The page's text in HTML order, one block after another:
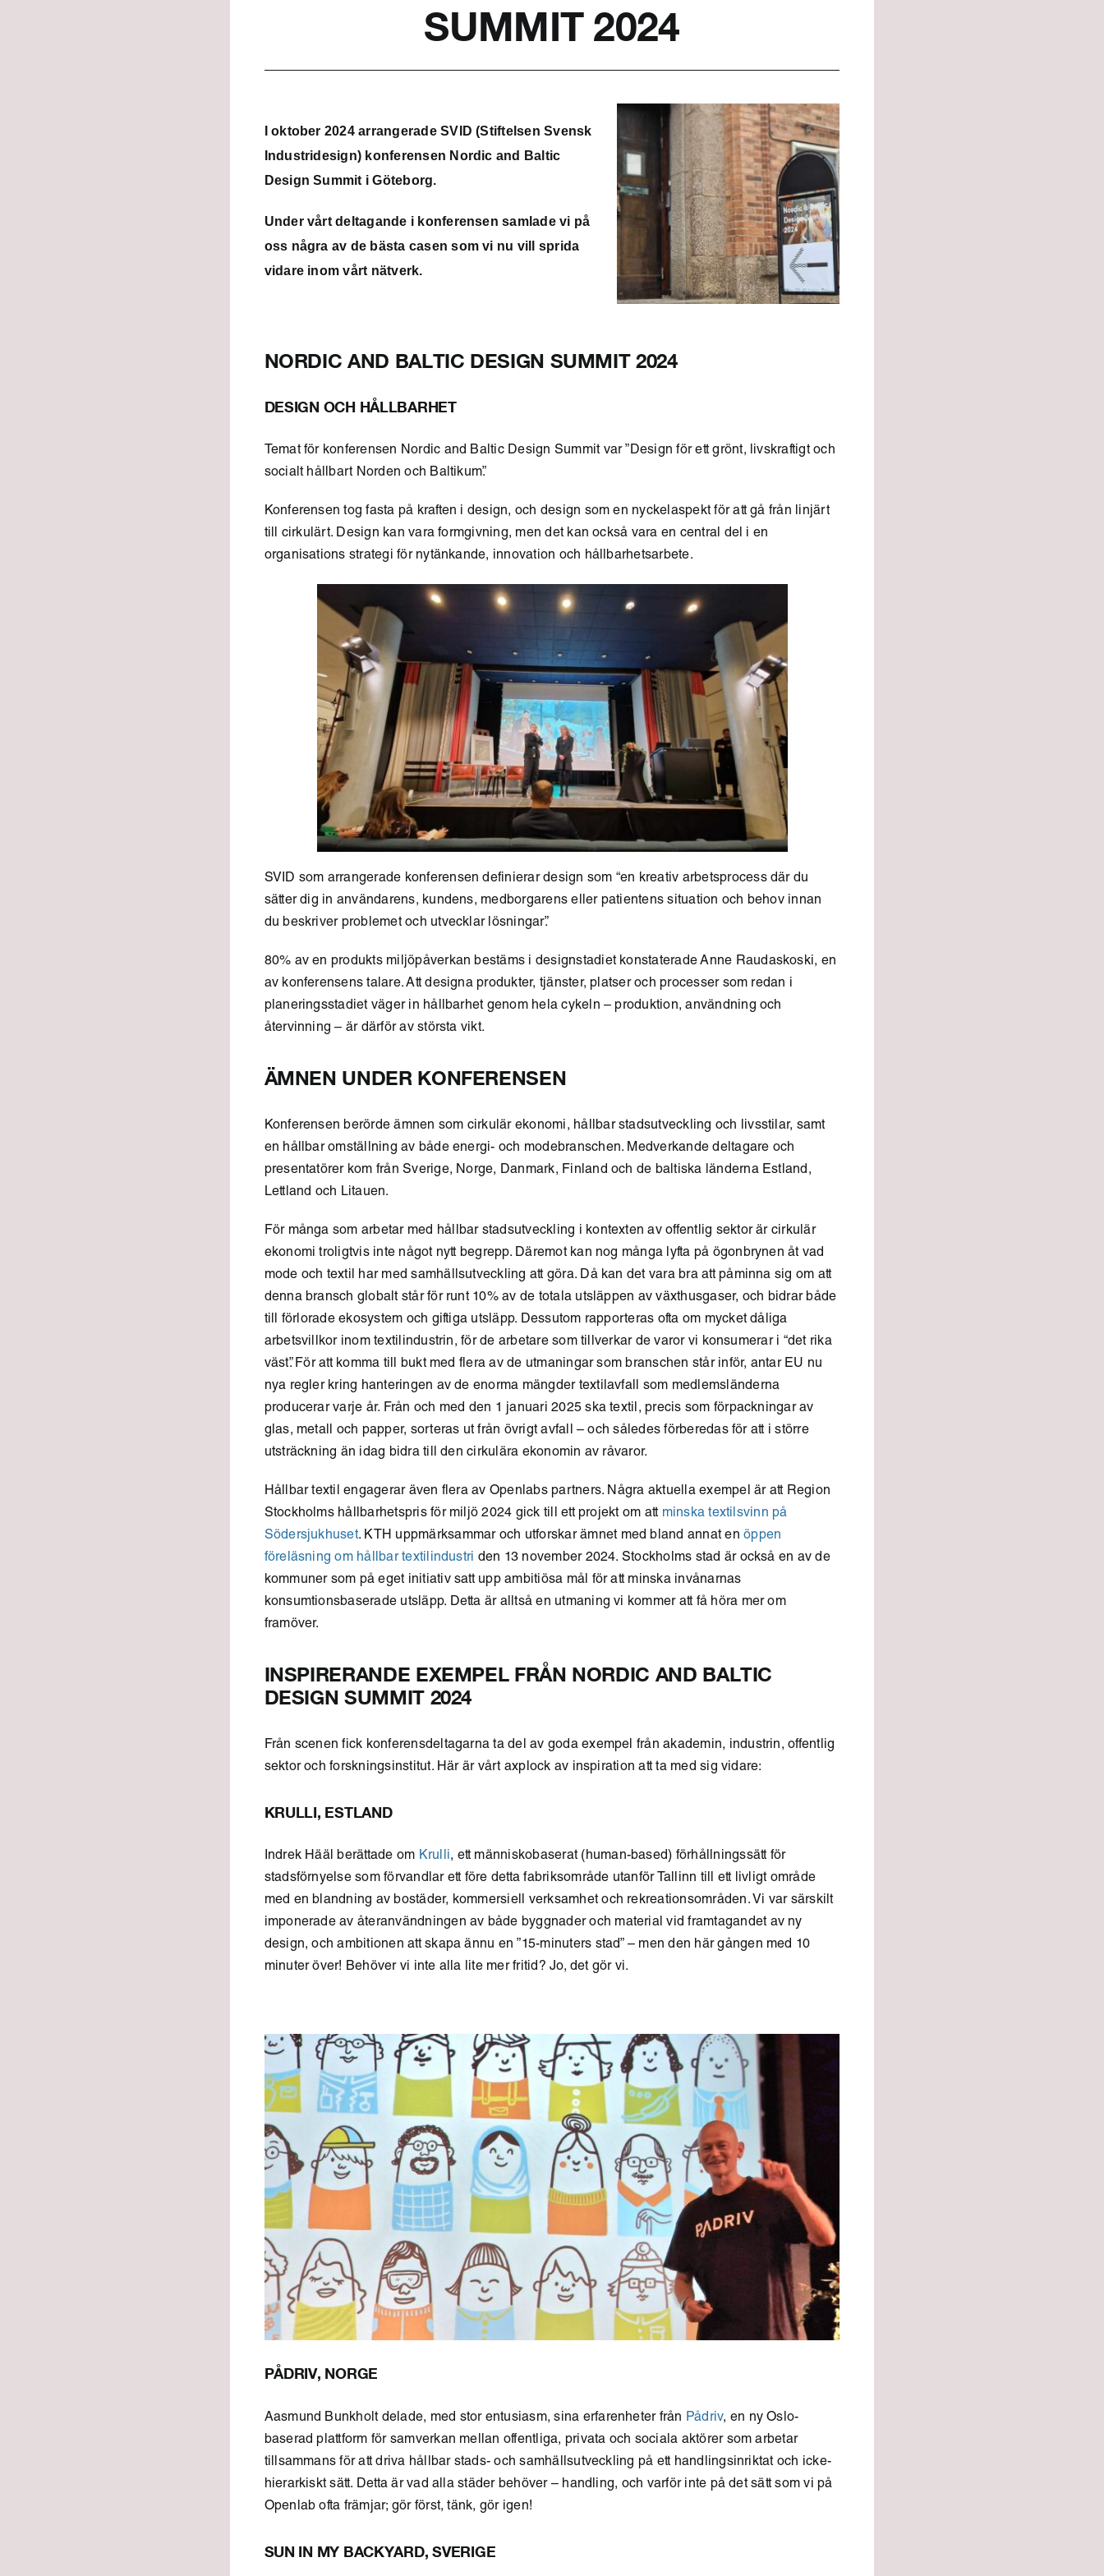
SUMMIT 2024
I oktober 2024 arrangerade SVID (Stiftelsen Svensk
Industridesign) konferensen Nordic and Baltic
Design Summit i Göteborg.
Under vårt deltagande i konferensen samlade vi på
oss några av de bästa casen som vi nu vill sprida
vidare inom vårt nätverk.
NORDIC AND BALTIC DESIGN SUMMIT 2024
DESIGN OCH HÅLLBARHET
Temat för konferensen Nordic and Baltic Design Summit var ”Design för ett grönt, livskraftigt och
socialt hållbart Norden och Baltikum”.
Konferensen tog fasta på kraften i design, och design som en nyckelaspekt för att gå från linjärt
till cirkulärt. Design kan vara formgivning, men det kan också vara en central del i en
organisations strategi för nytänkande, innovation och hållbarhetsarbete.
SVID som arrangerade konferensen definierar design som “en kreativ arbetsprocess där du
sätter dig in användarens, kundens, medborgarens eller patientens situation och behov innan
du beskriver problemet och utvecklar lösningar”.
80% av en produkts miljöpåverkan bestäms i designstadiet konstaterade Anne Raudaskoski, en
av konferensens talare. Att designa produkter, tjänster, platser och processer som redan i
planeringsstadiet väger in hållbarhet genom hela cykeln – produktion, användning och
återvinning – är därför av största vikt.
ÄMNEN UNDER KONFERENSEN
Konferensen berörde ämnen som cirkulär ekonomi, hållbar stadsutveckling och livsstilar, samt
en hållbar omställning av både energi- och modebranschen. Medverkande deltagare och
presentatörer kom från Sverige, Norge, Danmark, Finland och de baltiska länderna Estland,
Lettland och Litauen.
För många som arbetar med hållbar stadsutveckling i kontexten av offentlig sektor är cirkulär
ekonomi troligtvis inte något nytt begrepp. Däremot kan nog många lyfta på ögonbrynen åt vad
mode och textil har med samhällsutveckling att göra. Då kan det vara bra att påminna sig om att
denna bransch globalt står för runt 10% av de totala utsläppen av växthusgaser, och bidrar både
till förlorade ekosystem och giftiga utsläpp. Dessutom rapporteras ofta om mycket dåliga
arbetsvillkor inom textilindustrin, för de arbetare som tillverkar de varor vi konsumerar i “det rika
väst”. För att komma till bukt med flera av de utmaningar som branschen står inför, antar EU nu
nya regler kring hanteringen av de enorma mängder textilavfall som medlemsländerna
producerar varje år. Från och med den 1 januari 2025 ska textil, precis som förpackningar av
glas, metall och papper, sorteras ut från övrigt avfall – och således förberedas för att i större
utsträckning än idag bidra till den cirkulära ekonomin av råvaror.
Hållbar textil engagerar även flera av Openlabs partners. Några aktuella exempel är att Region
Stockholms hållbarhetspris för miljö 2024 gick till ett projekt om att minska textilsvinn på
Södersjukhuset. KTH uppmärksammar och utforskar ämnet med bland annat enöppen
föreläsning om hållbar textilindustri den 13 november 2024. Stockholms stad är också en av de
kommuner som på eget initiativ satt upp ambitiösa mål för att minska invånarnas
konsumtionsbaserade utsläpp. Detta är alltså en utmaning vi kommer att få höra mer om
framöver.
INSPIRERANDE EXEMPEL FRÅN NORDIC AND BALTIC
DESIGN SUMMIT 2024
Från scenen fick konferensdeltagarna ta del av goda exempel från akademin, industrin, offentlig
sektor och forskningsinstitut. Här är vårt axplock av inspiration att ta med sig vidare:
KRULLI, ESTLAND
Indrek Hääl berättade om Krulli, ett människobaserat (human-based) förhållningssätt för
stadsförnyelse som förvandlar ett före detta fabriksområde utanför Tallinn till ett livligt område
med en blandning av bostäder, kommersiell verksamhet och rekreationsområden. Vi var särskilt
imponerade av återanvändningen av både byggnader och material vid framtagandet av ny
design, och ambitionen att skapa ännu en ”15-minuters stad” – men den här gången med 10
minuter över! Behöver vi inte alla lite mer fritid? Jo, det gör vi.
PÅDRIV, NORGE
Aasmund Bunkholt delade, med stor entusiasm, sina erfarenheter från Pådriv, en ny Oslo-
baserad plattform för samverkan mellan offentliga, privata och sociala aktörer som arbetar
tillsammans för att driva hållbar stads- och samhällsutveckling på ett handlingsinriktat och icke-
hierarkiskt sätt. Detta är vad alla städer behöver – handling, och varför inte på det sätt som vi på
Openlab ofta främjar; gör först, tänk, gör igen!
SUN IN MY BACKYARD, SVERIGE